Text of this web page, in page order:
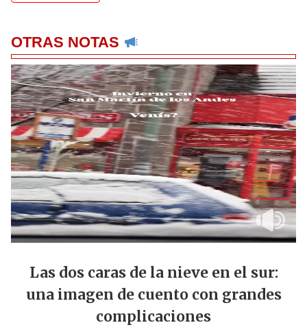
OTRAS NOTAS
Las dos caras de la nieve en el sur:
una imagen de cuento con grandes
complicaciones